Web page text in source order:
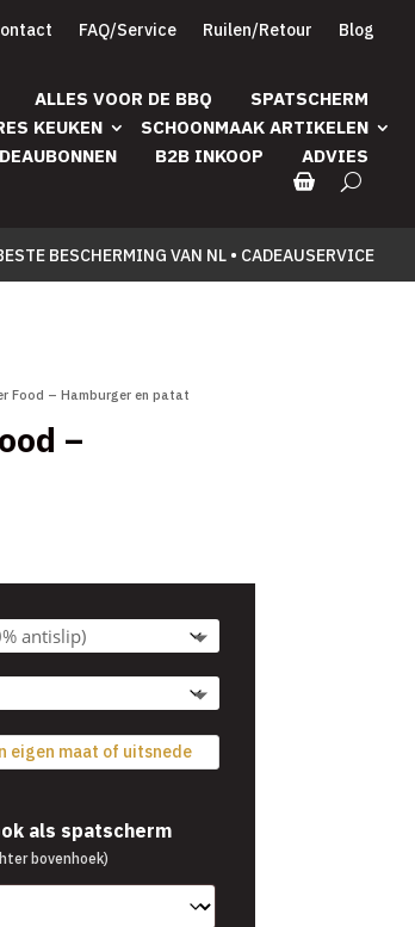
FAQ/Service Ruilen/Retour Blog
ALLES VOOR DE BBQ
SPATSCHERM
KEUKEN
SCHOONMAAK ARTIKELEN
B2B INKOOP ADVIES
BESCHERMING VAN NL • CADEAUSERVICE
Food – Hamburger en patat
–
eigen maat of uitsnede
als spatscherm
bovenhoek)